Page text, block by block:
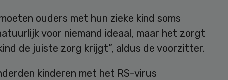
ouders met hun zieke kind soms
voor niemand ideaal, maar het zorgt
de juiste zorg krijgt”, aldus de voorzitter.
kinderen met het RS-virus